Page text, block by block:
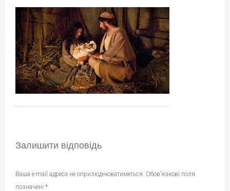
Залишити відповідь
Ваша e-mail адреса не оприлюднюватиметься. Обов’язкові поля
позначені *